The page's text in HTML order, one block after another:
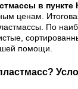
в
ценам.
По
помощи.